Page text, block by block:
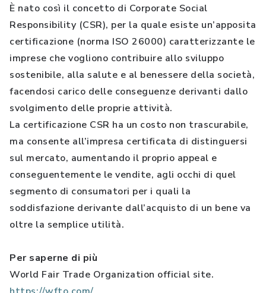
È nato così il concetto di Corporate Social
Responsibility (CSR), per la quale esiste un’apposita
certificazione (norma ISO 26000) caratterizzante le
imprese che vogliono contribuire allo sviluppo
sostenibile, alla salute e al benessere della società,
facendosi carico delle conseguenze derivanti dallo
svolgimento delle proprie attività.
La certificazione CSR ha un costo non trascurabile,
ma consente all’impresa certificata di distinguersi
sul mercato, aumentando il proprio appeal e
conseguentemente le vendite, agli occhi di quel
segmento di consumatori per i quali la
soddisfazione derivante dall’acquisto di un bene va
oltre la semplice utilità.
Per saperne di più
World Fair Trade Organization official site.